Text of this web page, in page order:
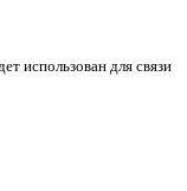
использован для связи